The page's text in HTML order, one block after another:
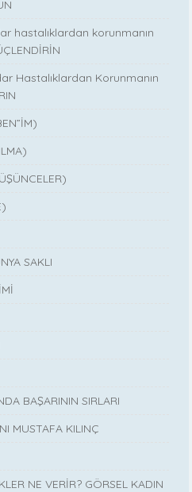
hastalıklardan korunmanın
Hastalıklardan Korunmanın
SAKLI
BAŞARININ SIRLARI
MUSTAFA KILINÇ
NE VERİR? GÖRSEL KADIN